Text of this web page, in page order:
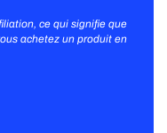
ce qui signifie que
achetez un produit en